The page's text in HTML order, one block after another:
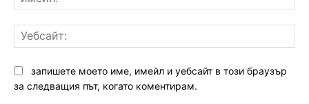
запишете моето име, имейл и уебсайт в този браузър
за следващия път, когато коментирам.